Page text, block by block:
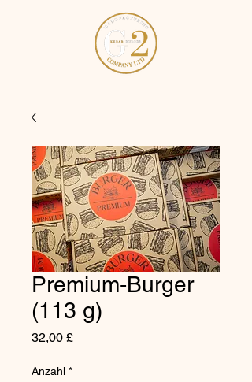
Premium-Burger
(113 g)
32,00 £Preis
Anzahl *